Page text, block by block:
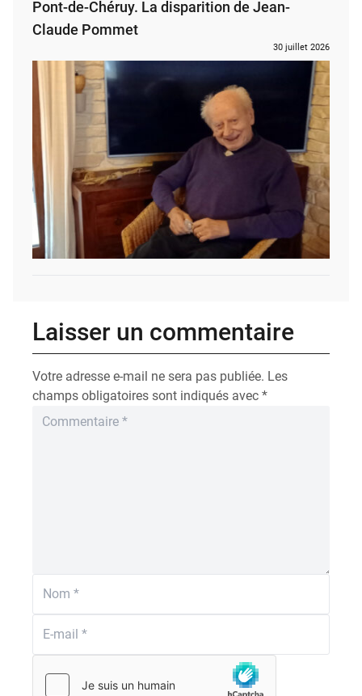
Pont-de-Chéruy. La disparition de Jean-
Claude Pommet
30 juillet 2026
Laisser un commentaire
Votre adresse e-mail ne sera pas publiée. Les
champs obligatoires sont indiqués avec *